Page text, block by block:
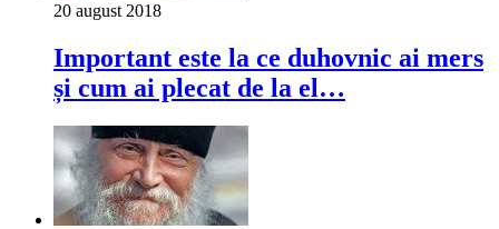
20 august 2018
Important este la ce duhovnic ai mers
și cum ai plecat de la el…